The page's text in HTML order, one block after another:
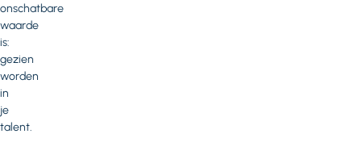
onschatbare
waarde
is:
gezien
worden
in
je
talent.